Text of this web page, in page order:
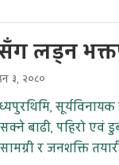
लड्न
३, २०८०
बाढी, पहिरो एवं
र जनशक्ति